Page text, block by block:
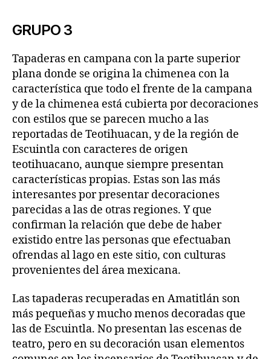
GRUPO 3
Tapaderas en campana con la parte superior
plana donde se origina la chimenea con la
característica que todo el frente de la campana
y de la chimenea está cubierta por decoraciones
con estilos que se parecen mucho a las
reportadas de Teotihuacan, y de la región de
Escuintla con caracteres de origen
teotihuacano, aunque siempre presentan
características propias. Estas son las más
interesantes por presentar decoraciones
parecidas a las de otras regiones. Y que
confirman la relación que debe de haber
existido entre las personas que efectuaban
ofrendas al lago en este sitio, con culturas
provenientes del área mexicana.
Las tapaderas recuperadas en Amatitlán son
más pequeñas y mucho menos decoradas que
las de Escuintla. No presentan las escenas de
teatro, pero en su decoración usan elementos